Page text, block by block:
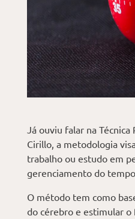
Já ouviu falar na
Cirillo, a metodologia
trabalho ou estudo em
gerenciamento do
O método tem como
do cérebro e estimular o